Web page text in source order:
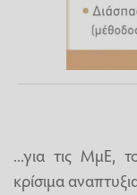
...για τις ΜμΕ,
κρίσιμα